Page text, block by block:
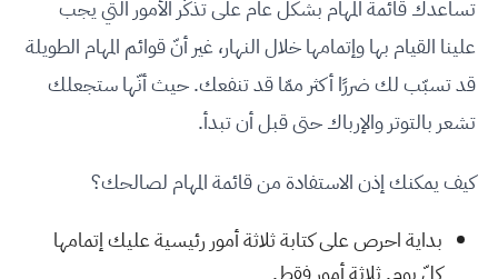
تساعدك قائمة المهام بشكل عام على تذكّر الأمور التي يجب
علينا القيام بها وإتمامها خلال النهار، غير أنّ قوائم المهام الطويلة
قد تسبّب لك ضررًا أكثر ممّا قد تنفعك. حيث أنّها ستجعلك
تشعر بالتوتر والإرباك حتى قبل أن تبدأ.
كيف يمكنك إذن الاستفادة من قائمة المهام لصالحك؟
بداية احرص على كتابة ثلاثة أمور رئيسية عليك إتمامها
كلّ يوم. ثلاثة أمور فقط.